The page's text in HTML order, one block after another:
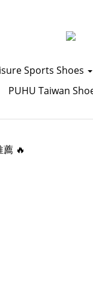
Sports Shoes
PUHU Taiwan
🔥